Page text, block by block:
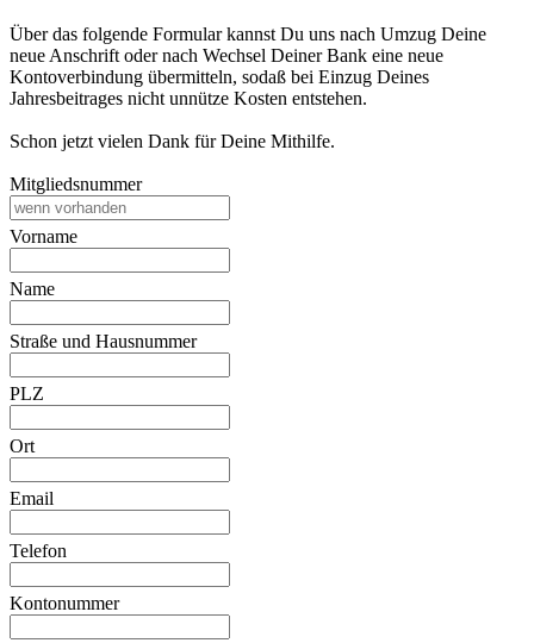
Über das folgende Formular kannst Du uns nach Umzug Deine
neue Anschrift oder nach Wechsel Deiner Bank eine neue
Kontoverbindung übermitteln, sodaß bei Einzug Deines
Jahresbeitrages nicht unnütze Kosten entstehen.
Schon jetzt vielen Dank für Deine Mithilfe.
Mitgliedsnummer
Vorname
Name
Straße und Hausnummer
PLZ
Ort
Email
Telefon
Kontonummer